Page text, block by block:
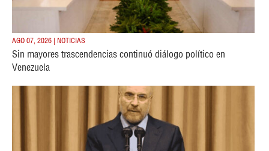
AGO 07, 2026 | NOTICIAS
Sin mayores trascendencias continuó diálogo político en
Venezuela